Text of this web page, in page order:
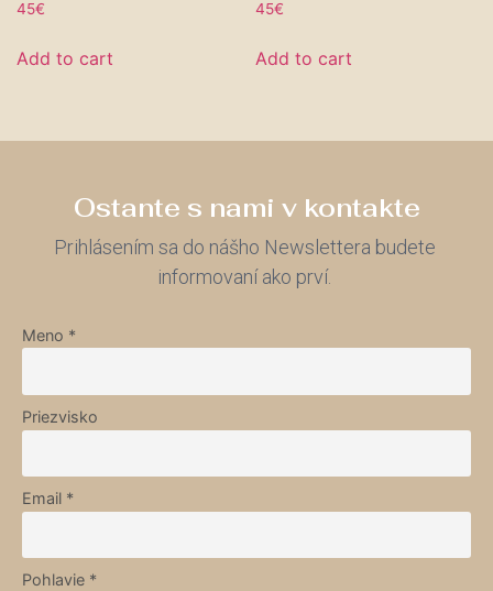
45€
Add to cart
45€
Add to cart
Ostante s nami v kontakte
Prihlásením sa do nášho Newslettera budete
informovaní ako prví.
Meno *
Priezvisko
Email *
Pohlavie *